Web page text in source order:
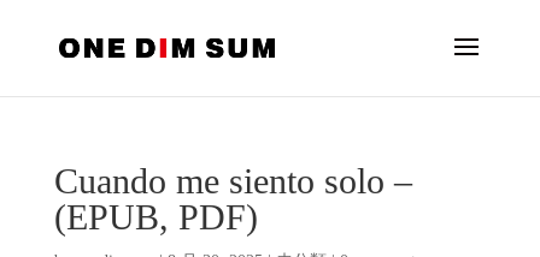
Cuando me siento solo –
(EPUB, PDF)